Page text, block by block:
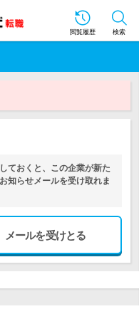
閲覧履歴 検索
ておくと、この企業が新た
知らせメールを受け取れま
メールを受けとる